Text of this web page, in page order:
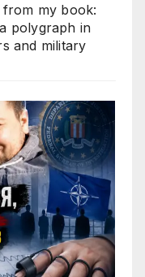
from my book:
polygraph in
and military